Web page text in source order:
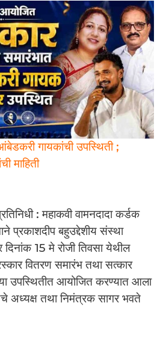
गायकांची उपस्थिती ;
माहिती
: महाकवी वामनदादा कर्डक
प्रकाशदीप बहुउद्देशीय संस्था
15 मे रोजी तिवसा येथील
वितरण समारंभ तथा सत्कार
उपस्थितीत आयोजित करण्यात आला
अध्यक्ष तथा निमंत्रक सागर भवते